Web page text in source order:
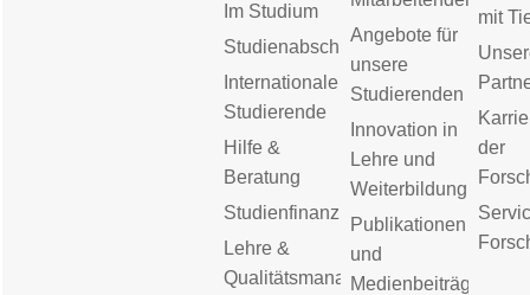
Im Studium
Studienabschluss
Internationale
Studierende
Hilfe &
Beratung
Studienfinanzierung
Lehre &
Qualitätsmanagement
Angebote für
unsere
Studierenden
Innovation in
Lehre und
Weiterbildung
Publikationen
und
Medienbeiträge
mit
der